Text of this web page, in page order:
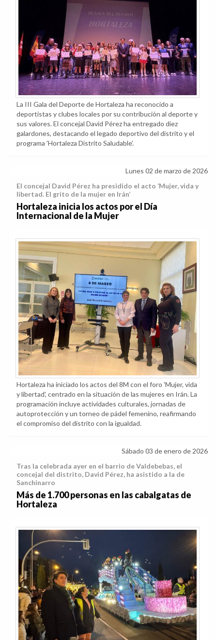
La III Gala del Deporte de Hortaleza ha reconocido a
deportistas y clubes locales por su contribución al deporte y
sus valores. El concejal David Pérez ha entregado diez
galardones, destacando el legado deportivo del distrito y el
programa 'Hortaleza Distrito Saludable'.
Lunes 02 de marzo de 2026
El concejal David Pérez ha presidido el acto ‘Mujer, vida y
libertad. El grito de la mujer en Irán’
Hortaleza inicia los actos por el Día
Internacional de la Mujer
Hortaleza ha iniciado los actos del 8M con el foro 'Mujer, vida
y libertad', centrado en la situación de las mujeres en Irán. La
programación incluye actividades culturales, jornadas de
autoprotección y un torneo de pádel femenino, reafirmando
el compromiso del distrito con la igualdad.
Sábado 03 de enero de 2026
Tras la celebrada ayer en el barrio de Valdebebas, el
concejal del distrito, David Pérez, ha asistido a la de
Sanchinarro
Más de 1.700 personas en las cabalgatas de
Hortaleza